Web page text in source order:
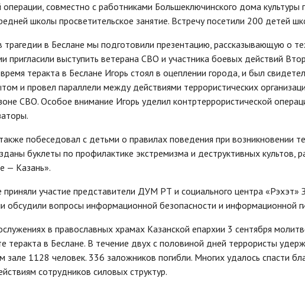
операции, совместно с работниками Большеключинского дома культуры
школы просветительское занятие. Встречу посетили 200 детей
в Беслане мы подготовили презентацию, рассказывающую о
пригласили выступить ветерана СВО и участника боевых действий
теракта в Беслане Игорь стоял в оцеплении города, и был
и провел параллели между действиями террористических
СВО. Особое внимание Игорь уделил контртеррористической
побеседовал с детьми о правилах поведения при возникновении
буклеты по профилактике экстремизма и деструктивных культов,
— Казань».
участие представители ДУМ РТ и социального центра «Рэхэт»
обсудили вопросы информационной безопасности и информационной
в православных храмах Казанской епархии 3 сентября
теракта в Беслане. В течение двух с половиной дней террористы
зале 1128 человек. 336 заложников погибли. Многих удалось спасти
сотрудников силовых структур.